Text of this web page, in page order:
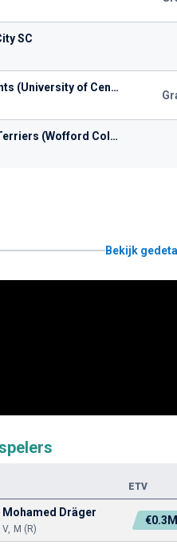
SC
UCF Knights (University of Central Florida)
Wofford Terriers (Wofford College)
Bekijk
ETV
Mohamed Dräger
V, M (R)
€0.3M